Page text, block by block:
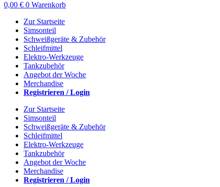
0,00 € 0 Warenkorb
Zur Startseite
Simsonteil
Schweißgeräte & Zubehör
Schleifmittel
Elektro-Werkzeuge
Tankzubehör
Angebot der Woche
Merchandise
Registrieren / Login
Zur Startseite
Simsonteil
Schweißgeräte & Zubehör
Schleifmittel
Elektro-Werkzeuge
Tankzubehör
Angebot der Woche
Merchandise
Registrieren / Login